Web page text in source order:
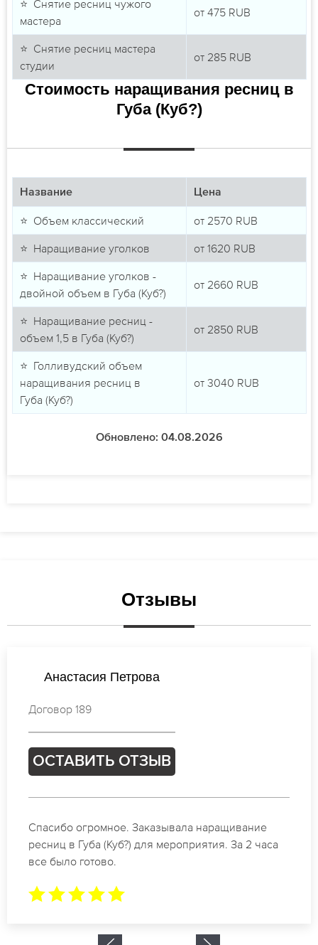
⭐ Снятие ресниц чужого
мастера
от 475 RUB
⭐ Снятие ресниц мастера
студии
от 285 RUB
Стоимость наращивания ресниц в
Губа (Куб?)
Название Цена
⭐ Объем классический от 2570 RUB
⭐ Наращивание уголков от 1620 RUB
⭐ Наращивание уголков -
двойной объем в Губа (Куб?)
от 2660 RUB
⭐ Наращивание ресниц -
объем 1,5 в Губа (Куб?)
от 2850 RUB
⭐ Голливудский объем
наращивания ресниц в
Губа (Куб?)
от 3040 RUB
Обновлено: 04.08.2026
Отзывы
Мария Смирнова
Договор 135
ОСТАВИТЬ ОТЗЫВ
Идеальные мастера своего дела по наращиванию
ресниц в Губа (Куб?). Великолепный результат.
Буду обращаться еще.